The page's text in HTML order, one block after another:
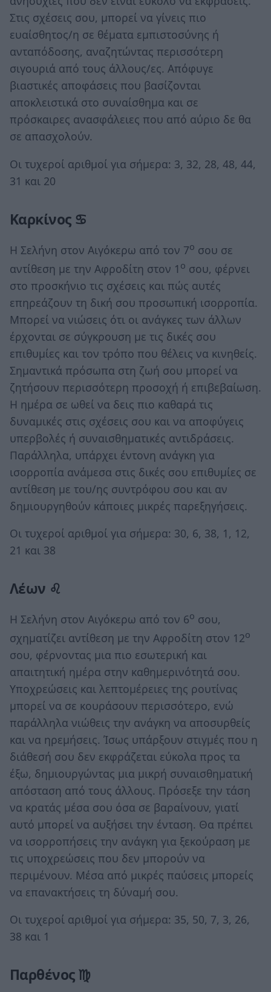
Στις σχέσεις σου, μπορεί να γίνεις πιο
ευαίσθητος/η σε θέματα εμπιστοσύνης ή
ανταπόδοσης, αναζητώντας περισσότερη
σιγουριά από τους άλλους/ες. Απόφυγε
βιαστικές αποφάσεις που βασίζονται
αποκλειστικά στο συναίσθημα και σε
πρόσκαιρες ανασφάλειες που από αύριο δε θα
σε απασχολούν.
Οι τυχεροί αριθμοί για σήμερα: 3, 32, 28, 48, 44,
31 και 20
Καρκίνος ♋
Η Σελήνη στον Αιγόκερω από τον 7ο σου σε
αντίθεση με την Αφροδίτη στον 1 ο σου, φέρνει
στο προσκήνιο τις σχέσεις και πώς αυτές
επηρεάζουν τη δική σου προσωπική ισορροπία.
Μπορεί να νιώσεις ότι οι ανάγκες των άλλων
έρχονται σε σύγκρουση με τις δικές σου
επιθυμίες και τον τρόπο που θέλεις να κινηθείς.
Σημαντικά πρόσωπα στη ζωή σου μπορεί να
ζητήσουν περισσότερη προσοχή ή επιβεβαίωση.
Η ημέρα σε ωθεί να δεις πιο καθαρά τις
δυναμικές στις σχέσεις σου και να αποφύγεις
υπερβολές ή συναισθηματικές αντιδράσεις.
Παράλληλα, υπάρχει έντονη ανάγκη για
ισορροπία ανάμεσα στις δικές σου επιθυμίες σε
αντίθεση με του/ης συντρόφου σου και αν
δημιουργηθούν κάποιες μικρές παρεξηγήσεις.
Οι τυχεροί αριθμοί για σήμερα: 30, 6, 38, 1, 12,
21 και 38
Λέων ♌
Η Σελήνη στον Αιγόκερω από τον 6ο σου,
σχηματίζει αντίθεση με την Αφροδίτη στον 12ο
σου, φέρνοντας μια πιο εσωτερική και
απαιτητική ημέρα στην καθημερινότητά σου.
Υποχρεώσεις και λεπτομέρειες της ρουτίνας
μπορεί να σε κουράσουν περισσότερο, ενώ
παράλληλα νιώθεις την ανάγκη να αποσυρθείς
και να ηρεμήσεις. Ίσως υπάρξουν στιγμές που η
διάθεσή σου δεν εκφράζεται εύκολα προς τα
έξω, δημιουργώντας μια μικρή συναισθηματική
απόσταση από τους άλλους. Πρόσεξε την τάση
να κρατάς μέσα σου όσα σε βαραίνουν, γιατί
αυτό μπορεί να αυξήσει την ένταση. Θα πρέπει
να ισορροπήσεις την ανάγκη για ξεκούραση με
τις υποχρεώσεις που δεν μπορούν να
περιμένουν. Μέσα από μικρές παύσεις μπορείς
να επανακτήσεις τη δύναμή σου.
Οι τυχεροί αριθμοί για σήμερα: 35, 50, 7, 3, 26,
38 και 1
Παρθένος ♍